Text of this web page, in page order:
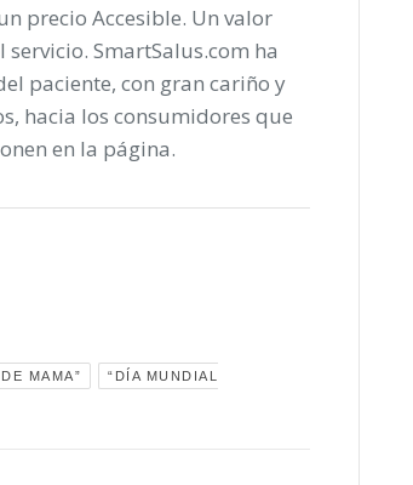
precio Accesible. Un valor
SmartSalus.com ha
paciente, con gran cariño y
hacia los consumidores que
en la página.
MAMA”
“DÍA MUNDIAL